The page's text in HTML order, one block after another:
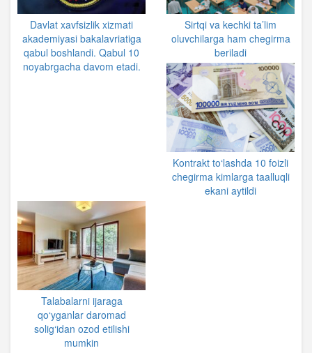
Davlat xavfsizlik xizmati
akademiyasi bakalavriatiga
qabul boshlandi. Qabul 10
noyabrgacha davom etadi.
Sirtqi va kechki ta’lim
oluvchilarga ham chegirma
beriladi
Kontrakt to‘lashda 10 foizli
chegirma kimlarga taalluqli
ekani aytildi
Talabalarni ijaraga
qo‘yganlar daromad
solig‘idan ozod etilishi
mumkin